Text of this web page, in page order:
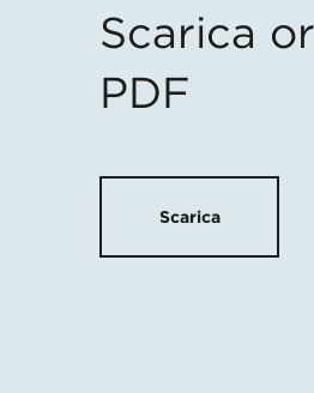
Scarica
PDF
Scarica